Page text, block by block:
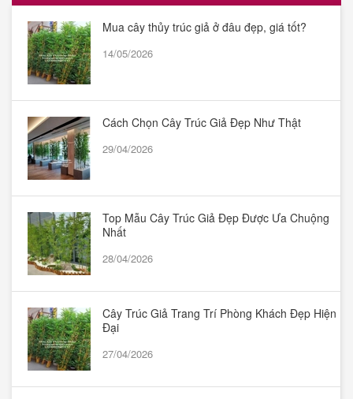
Mua cây thủy trúc giả ở đâu đẹp, giá tốt?
14/05/2026
Cách Chọn Cây Trúc Giả Đẹp Như Thật
29/04/2026
Top Mẫu Cây Trúc Giả Đẹp Được Ưa Chuộng
Nhất
28/04/2026
Cây Trúc Giả Trang Trí Phòng Khách Đẹp Hiện
Đại
27/04/2026